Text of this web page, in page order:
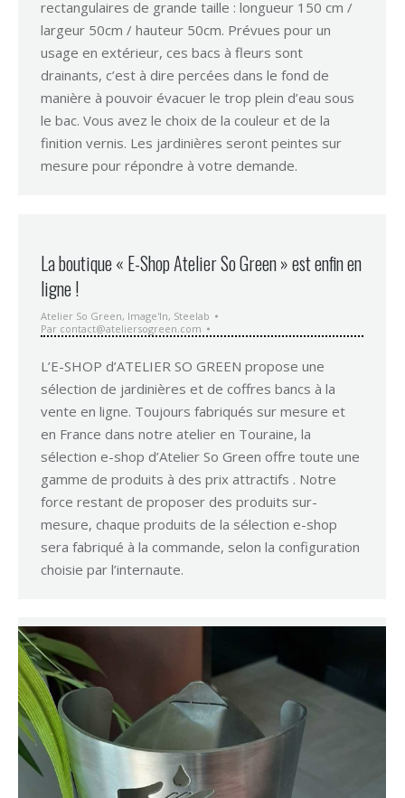
rectangulaires de grande taille : longueur 150 cm /
largeur 50cm / hauteur 50cm. Prévues pour un
usage en extérieur, ces bacs à fleurs sont
drainants, c’est à dire percées dans le fond de
manière à pouvoir évacuer le trop plein d’eau sous
le bac. Vous avez le choix de la couleur et de la
finition vernis. Les jardinières seront peintes sur
mesure pour répondre à votre demande.
La boutique « E-Shop Atelier So Green » est enfin en
ligne !
Atelier So Green, Image'In, Steelab
Par contact@ateliersogreen.com
L’E-SHOP d’ATELIER SO GREEN propose une
sélection de jardinières et de coffres bancs à la
vente en ligne. Toujours fabriqués sur mesure et
en France dans notre atelier en Touraine, la
sélection e-shop d’Atelier So Green offre toute une
gamme de produits à des prix attractifs . Notre
force restant de proposer des produits sur-
mesure, chaque produits de la sélection e-shop
sera fabriqué à la commande, selon la configuration
choisie par l’internaute.